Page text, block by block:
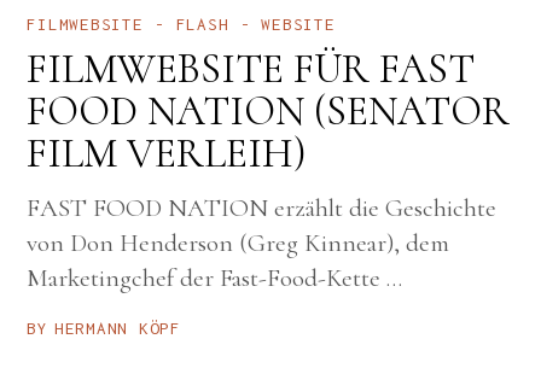
FILMWEBSITE
FLASH WEBSITE
FILMWEBSITE FÜR FAST
FOOD NATION (SENATOR
FILM VERLEIH)
FAST FOOD NATION erzählt die Geschichte
von Don Henderson (Greg Kinnear), dem
Marketingchef der Fast-Food-Kette …
BY HERMANN KÖPF